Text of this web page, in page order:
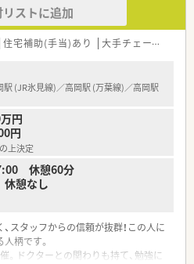
ストに追加
住宅補助(手当)あり 大手チェーン以外
(JR氷見線)／高岡駅 (万葉線)／高岡駅
円
円
上決定
休憩60分
憩なし
スタッフからの信頼が抜群！この人に
柄です。
。ドクターとの関わりも持て、勉強に